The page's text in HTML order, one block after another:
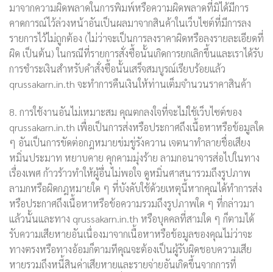
มาจากความผิดพลาดในการพิมพ์หรือความผิดพลาดที่มิได้มีการ
คาดการณ์ไว้ล่วงหน้าอันเป็นผลมาจากสินค้าในเว็บไซต์ที่มีการลง
รายการไว้ไม่ถูกต้อง (ไม่ว่าจะเป็นการลงราคาผิดหรือลงรายละเอียดที่
ผิด เป็นต้น) ในกรณีที่รายการสั่งซื้อนั้นเกิดการยกเลิกขึ้นและเราได้รับ
การชำระเงินสำหรับคำสั่งซื้อนั้นเสร็จสมบูรณ์เรียบร้อยแล้ว
qrussakarn.in.th จะทำการคืนเงินให้ท่านเต็มจำนวนราคาสินค้า
8. การใช้งานอันไม่เหมาะสม คุณตกลงใจที่จะไม่ใช้เว็บไซต์ของ
qrussakarn.in.th เพื่อเป็นการส่งหรือประกาศถึงเนื้อหาหรือข้อมูลใด
ๆ อันเป็นการขัดต่อกฎหมายข่มขู่รังควาน เจตนาทำลายชื่อเสียง
หมิ่นประมาท หยาบคาย คุกคามมุ่งร้าย ลามกอนาจารส่อไปในทาง
เรื่องเพศ ก้าวร้าวทำให้ผู้อื่นไม่พอใจ ดูหมิ่นศาสนารวมถึงรูปภาพ
ลามกหรือผิดกฎหมายใด ๆ ที่บังคับใช้ด้วยเหตุนี้หากคุณได้ทำการส่ง
หรือประกาศถึงเนื้อหาหรือข้อความรวมถึงรูปภาพใด ๆ ที่กล่าวมา
แล้วนั้นและทาง qrussakarn.in.th หรือบุคคลที่สามใด ๆ ก็ตามได้
รับความเสียหายอันเนื่องมาจากเนื้อหาหรือข้อมูลของคุณไม่ว่าจะ
ทางตรงหรือทางอ้อมก็ตามทีคุณจะต้องเป็นผู้รับผิดชอบความเสีย
หายรวมถึงหนี้สินค่าเสียหายและรายจ่ายอันเกิดขึ้นจากการที่